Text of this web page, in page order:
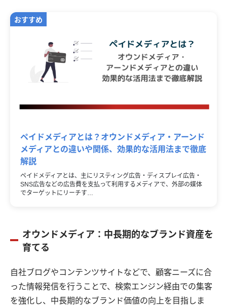
ペイドメディアとは？オウンドメディア・アーンド
メディアとの違いや関係、効果的な活用法まで徹底
解説
ペイドメディアとは、主にリスティング広告・ディスプレイ広告・
SNS広告などの広告費を支払って利用するメディアで、外部の媒体
でターゲットにリーチす…
オウンドメディア：中長期的なブランド資産を
育てる
自社ブログやコンテンツサイトなどで、顧客ニーズに合
った情報発信を行うことで、検索エンジン経由での集客
を強化し、中長期的なブランド価値の向上を目指しま